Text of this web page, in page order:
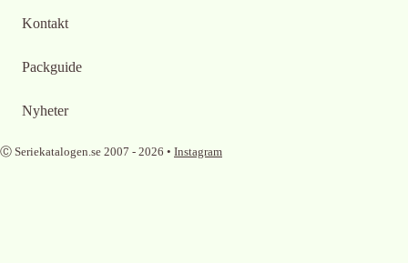
Kontakt
Packguide
Nyheter
Ⓒ Seriekatalogen.se 2007 - 2026 • Instagram